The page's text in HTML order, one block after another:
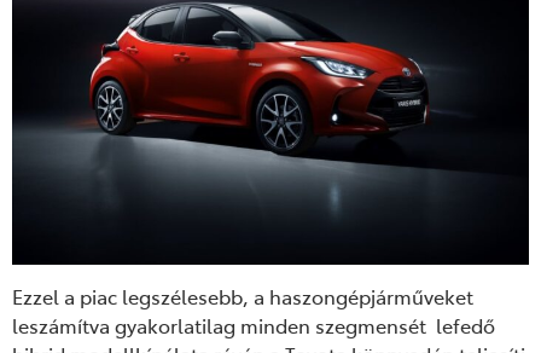
Ezzel a piac legszélesebb, a haszongépjárműveket
leszámítva gyakorlatilag minden szegmensét lefedő